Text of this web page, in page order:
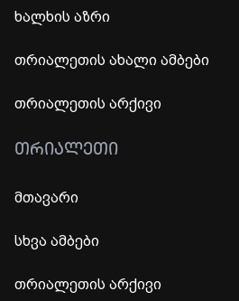
ხალხის აზრი
თრიალეთის ახალი ამბები
თრიალეთის არქივი
ᲗᲠᲘᲐᲚᲔᲗᲘ
მთავარი
სხვა ამბები
თრიალეთის არქივი